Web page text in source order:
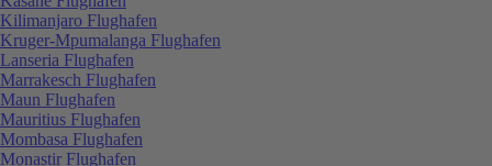
Kilimanjaro Flughafen
Kruger-Mpumalanga Flughafen
Lanseria Flughafen
Marrakesch Flughafen
Maun Flughafen
Mauritius Flughafen
Mombasa Flughafen
Monastir Flughafen